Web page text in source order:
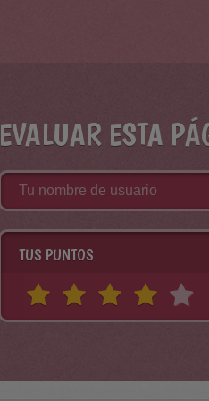
EVALUAR ESTA
TUS PUNTOS